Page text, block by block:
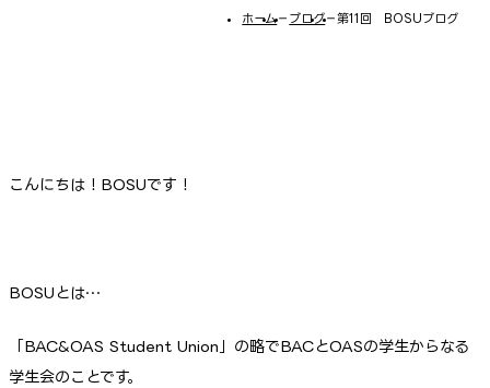
ホーム− ブログ−第11回 BOSUブログ
こんにちは！BOSUです！
BOSUとは…
「BAC&OAS Student Union」の略でBACとOASの学生からなる
学生会のことです。